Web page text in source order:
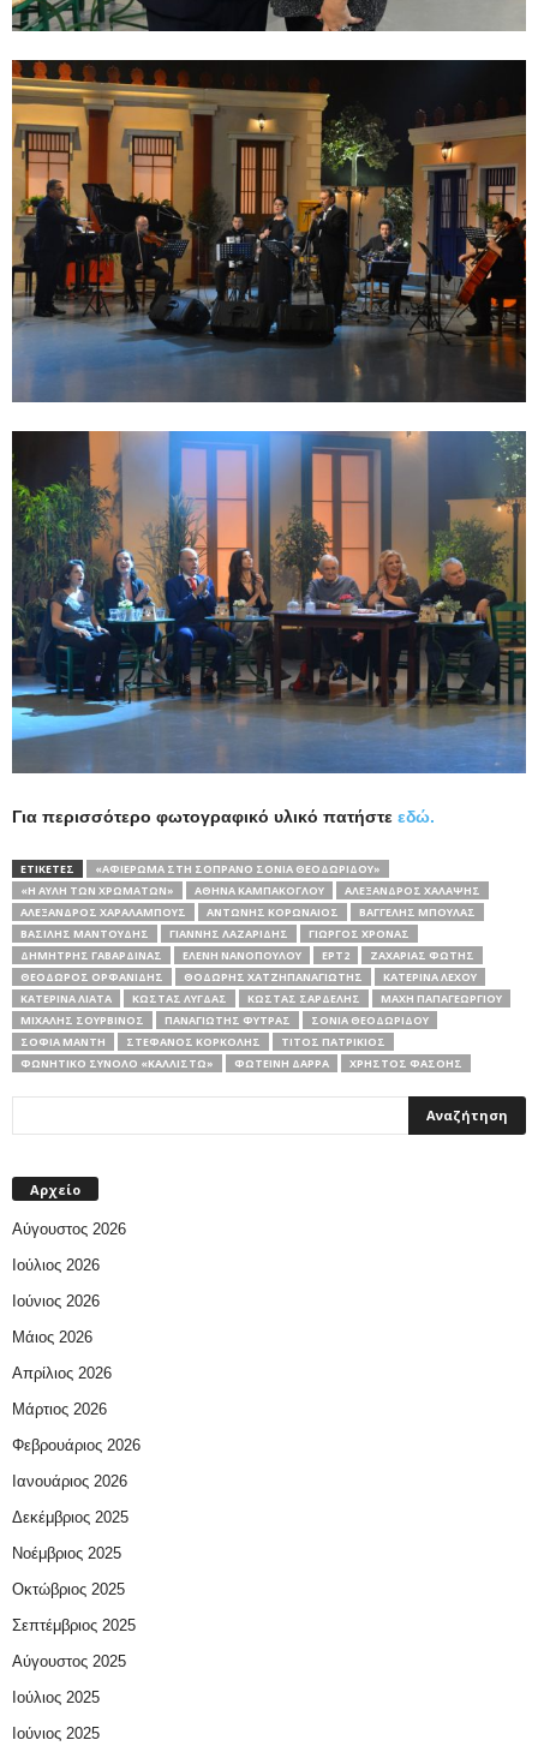
Για περισσότερο φωτογραφικό υλικό πατήστε εδώ.
ΕΤΙΚΕΤΕΣ
«ΑΦΙΈΡΩΜΑ ΣΤΗ ΣΟΠΡΆΝΟ ΣΌΝΙΑ ΘΕΟΔΩΡΊΔΟΥ»
«Η ΑΥΛΉ ΤΩΝ ΧΡΩΜΆΤΩΝ»
ΑΘΗΝΆ ΚΑΜΠΆΚΟΓΛΟΥ
ΑΛΈΞΑΝΔΡΟΣ ΧΑΛΆΨΗΣ
ΑΛΈΞΑΝΔΡΟΣ ΧΑΡΑΛΆΜΠΟΥΣ
ΑΝΤΏΝΗΣ ΚΟΡΩΝΑΊΟΣ
ΒΑΓΓΈΛΗΣ ΜΠΟΥΛΆΣ
ΒΑΣΊΛΗΣ ΜΑΝΤΟΎΔΗΣ
ΓΙΆΝΝΗΣ ΛΑΖΑΡΊΔΗΣ
ΓΙΏΡΓΟΣ ΧΡΟΝΆΣ
ΔΗΜΉΤΡΗΣ ΓΑΒΑΡΔΊΝΑΣ
ΕΛΈΝΗ ΝΑΝΟΠΟΎΛΟΥ ΕΡΤ2
ΖΑΧΑΡΊΑΣ ΦΏΤΗΣ
ΘΕΌΔΩΡΟΣ ΟΡΦΑΝΊΔΗΣ
ΘΟΔΩΡΉΣ ΧΑΤΖΗΠΑΝΑΓΙΏΤΗΣ
ΚΑΤΕΡΊΝΑ ΛΈΧΟΥ
ΚΑΤΕΡΊΝΑ ΛΙΆΤΑ
ΚΏΣΤΑΣ ΛΎΓΔΑΣ ΚΏΣΤΑΣ ΣΑΡΔΈΛΗΣ
ΜΆΧΗ ΠΑΠΑΓΕΩΡΓΊΟΥ
ΜΙΧΆΛΗΣ ΣΟΥΡΒΊΝΟΣ
ΠΑΝΑΓΙΏΤΗΣ ΦΎΤΡΑΣ
ΣΌΝΙΑ ΘΕΟΔΩΡΊΔΟΥ
ΣΟΦΊΑ ΜΆΝΤΗ
ΣΤΈΦΑΝΟΣ ΚΟΡΚΟΛΉΣ
ΤΊΤΟΣ ΠΑΤΡΊΚΙΟΣ
ΦΩΝΗΤΙΚΌ ΣΎΝΟΛΟ «ΚΑΛΛΙΣΤΏ»
ΦΩΤΕΙΝΉ ΔΆΡΡΑ ΧΡΉΣΤΟΣ ΦΑΣΌΗΣ
Αρχείο
Αύγουστος 2026
Ιούλιος 2026
Ιούνιος 2026
Μάιος 2026
Απρίλιος 2026
Μάρτιος 2026
Φεβρουάριος 2026
Ιανουάριος 2026
Δεκέμβριος 2025
Νοέμβριος 2025
Οκτώβριος 2025
Σεπτέμβριος 2025
Αύγουστος 2025
Ιούλιος 2025
Ιούνιος 2025